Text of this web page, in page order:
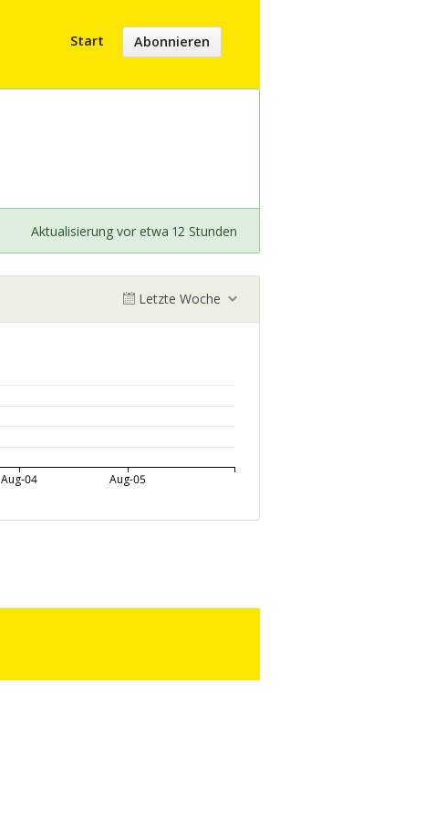
Start Abonnieren
Aktualisierung vor etwa 12 Stunden
Letzte Woche
Aug-04 Aug-05